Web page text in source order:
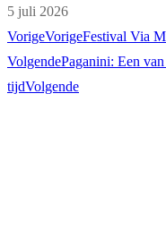
5 juli 2026
VorigeVorigeFestival Via
VolgendePaganini: Een
tijdVolgende